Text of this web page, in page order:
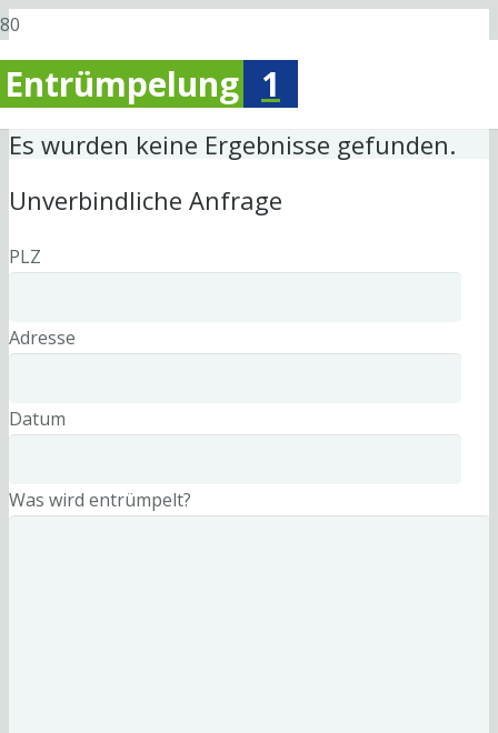
Entrümpelung 1
Es wurden keine Ergebnisse gefunden.
Unverbindliche Anfrage
PLZ
Adresse
Datum
Was wird entrümpelt?